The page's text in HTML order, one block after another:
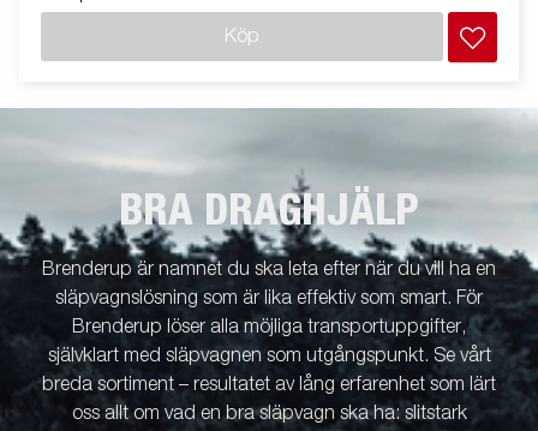
Köp
BRA DRAGHJÄLP
Brenderup är namnet du ska leta efter när du vill ha en
släpvagnslösning som är lika effektiv som smart. För
Brenderup löser alla möjliga transportuppgifter,
självklart med släpvagnen som utgångspunkt. Se vårt
breda sortiment – resultatet av lång erfarenhet som lärt
oss allt om vad en bra släpvagn ska ha: slitstark